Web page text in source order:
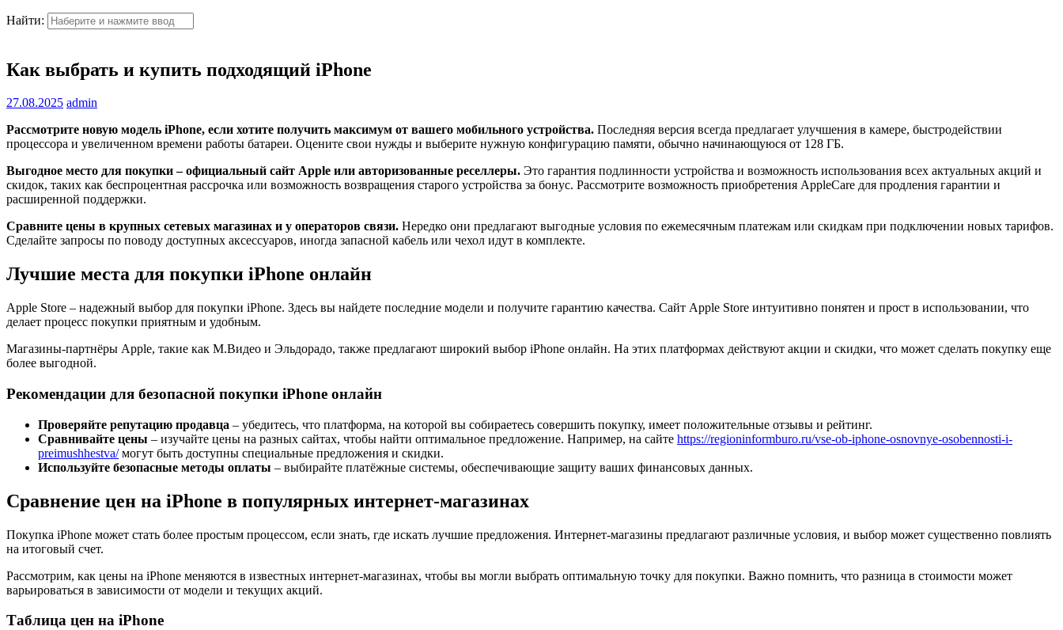
Найти:
Как выбрать и купить подходящий iPhone
27.08.2025 admin
Рассмотрите новую модель iPhone, если хотите получить максимум от вашего мобильного устройства. Последняя версия всегда предлагает улучшения в камере, быстродействии
процессора и увеличенном времени работы батареи. Оцените свои нужды и выберите нужную конфигурацию памяти, обычно начинающуюся от 128 ГБ.
Выгодное место для покупки – официальный сайт Apple или авторизованные реселлеры. Это гарантия подлинности устройства и возможность использования всех актуальных акций и
скидок, таких как беспроцентная рассрочка или возможность возвращения старого устройства за бонус. Рассмотрите возможность приобретения AppleCare для продления гарантии и
расширенной поддержки.
Сравните цены в крупных сетевых магазинах и у операторов связи. Нередко они предлагают выгодные условия по ежемесячным платежам или скидкам при подключении новых тарифов.
Сделайте запросы по поводу доступных аксессуаров, иногда запасной кабель или чехол идут в комплекте.
Лучшие места для покупки iPhone онлайн
Apple Store – надежный выбор для покупки iPhone. Здесь вы найдете последние модели и получите гарантию качества. Сайт Apple Store интуитивно понятен и прост в использовании, что
делает процесс покупки приятным и удобным.
Магазины-партнёры Apple, такие как М.Видео и Эльдорадо, также предлагают широкий выбор iPhone онлайн. На этих платформах действуют акции и скидки, что может сделать покупку еще
более выгодной.
Рекомендации для безопасной покупки iPhone онлайн
Проверяйте репутацию продавца – убедитесь, что платформа, на которой вы собираетесь совершить покупку, имеет положительные отзывы и рейтинг.
Сравнивайте цены – изучайте цены на разных сайтах, чтобы найти оптимальное предложение. Например, на сайте https://regioninformburo.ru/vse-ob-iphone-osnovnye-osobennosti-i-
preimushhestva/могут быть доступны специальные предложения и скидки.
Используйте безопасные методы оплаты – выбирайте платёжные системы, обеспечивающие защиту ваших финансовых данных.
Сравнение цен на iPhone в популярных интернет-магазинах
Покупка iPhone может стать более простым процессом, если знать, где искать лучшие предложения. Интернет-магазины предлагают различные условия, и выбор может существенно повлиять
на итоговый счет.
Рассмотрим, как цены на iPhone меняются в известных интернет-магазинах, чтобы вы могли выбрать оптимальную точку для покупки. Важно помнить, что разница в стоимости может
варьироваться в зависимости от модели и текущих акций.
Таблица цен на iPhone